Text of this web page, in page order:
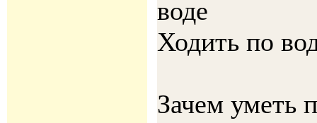
воде
Ходить по
Зачем уметь